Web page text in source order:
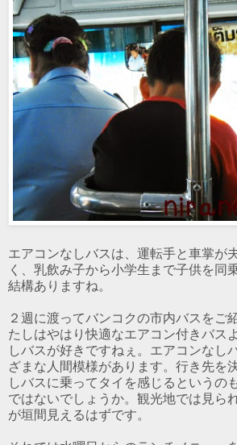
エアコンなしバスは、運転手と車掌が
く、乳飲み子から小学生まで子供を同
結構ありますね。
２週に渡ってバンコクの市内バスをご
たしはやはり快適なエアコン付きバス
しバスが好きですねぇ。エアコンなし
ざまな人間模様があります。行き先を
しバスに乗ってタイを感じるというの
ではないでしょうか。観光地では見ら
が垣間見えるはずです。